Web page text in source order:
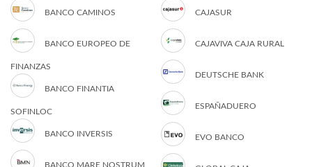
BANCO CAMINOS
BANCO EUROPEO DE
FINANZAS
BANCO FINANTIA
SOFINLOC
BANCO INVERSIS
BANCO MARE NOSTRUM
CAJASUR
CAJAVIVA CAJA RURAL
DEUTSCHE BANK
ESPAÑADUERO
EVO BANCO